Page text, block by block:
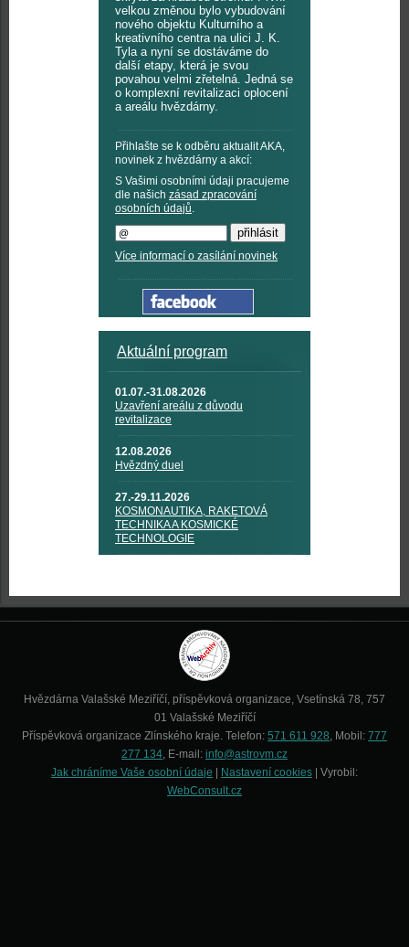
velkou změnou bylo vybudování
nového objektu Kulturního a
kreativního centra na ulici J. K.
Tyla a nyní se dostáváme do
další etapy, která je svou
povahou velmi zřetelná. Jedná se
o komplexní revitalizaci oplocení
a areálu hvězdárny.
Přihlašte se k odběru aktualit AKA,
novinek z hvězdárny a akcí:
S Vašimi osobními údaji pracujeme
dle našich zásad zpracování
osobních údajů.
Více informací o zasílání novinek
Aktuální program
01.07.-31.08.2026
Uzavření areálu z důvodu
revitalizace
12.08.2026
Hvězdný duel
27.-29.11.2026
KOSMONAUTIKA, RAKETOVÁ
TECHNIKA A KOSMICKÉ
TECHNOLOGIE
Hvězdárna Valašské Meziříčí, příspěvková organizace, Vsetínská 78, 757
01 Valašské Meziříčí
Příspěvková organizace Zlínského kraje. Telefon: 571 611 928, Mobil: 777
277 134, E-mail: info@astrovm.cz
Jak chráníme Vaše osobní údaje
Nastavení cookies | Vyrobil:
WebConsult.cz